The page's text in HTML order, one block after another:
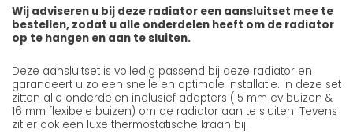
Wij adviseren u bij deze radiator een aansluitset mee te
bestellen, zodat u alle onderdelen heeft om de radiator
op te hangen en aan te sluiten.
Deze aansluitset is volledig passend bij deze radiator en
garandeert u zo een snelle en optimale installatie. In deze set
zitten alle onderdelen inclusief adapters (15 mm cv buizen &
16 mm flexibele buizen) om de radiator aan te sluiten. Tevens
zit er ook een luxe thermostatische kraan bij.